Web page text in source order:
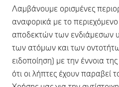
Λαμβάνουμε ορισμένες
αναφορικά με το
αποδεκτών των ενδιάμεσων
των ατόμων και των
ειδοποίηση) με την έννοια
ότι οι λήπτες έχουν παραβεί